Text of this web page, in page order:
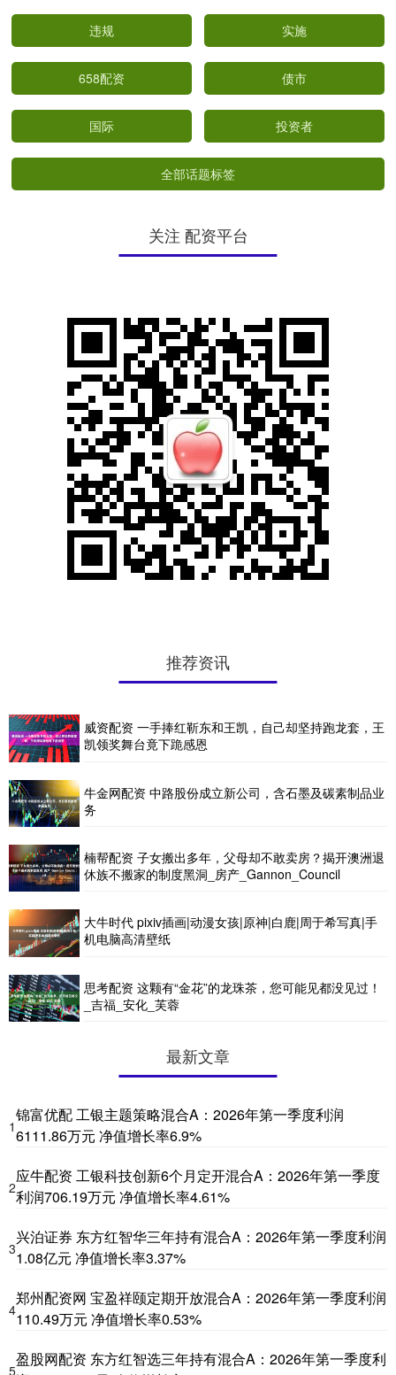
违规 实施
658配资 债市
国际 投资者
全部话题标签
关注 配资平台
推荐资讯
威资配资 一手捧红靳东和王凯，自己却坚持跑龙套，王
凯领奖舞台竟下跪感恩
牛金网配资 中路股份成立新公司，含石墨及碳素制品业
务
楠帮配资 子女搬出多年，父母却不敢卖房？揭开澳洲退
休族不搬家的制度黑洞_房产_Gannon_Council
大牛时代 pixiv插画|动漫女孩|原神|白鹿|周于希写真|手
机电脑高清壁纸
思考配资 这颗有“金花”的龙珠茶，您可能见都没见过！
_吉福_安化_芙蓉
最新文章
1
锦富优配 工银主题策略混合A：2026年第一季度利润
6111.86万元 净值增长率6.9%
2
应牛配资 工银科技创新6个月定开混合A：2026年第一季度
利润706.19万元 净值增长率4.61%
3
兴泊证券 东方红智华三年持有混合A：2026年第一季度利润
1.08亿元 净值增长率3.37%
4
郑州配资网 宝盈祥颐定期开放混合A：2026年第一季度利润
110.49万元 净值增长率0.53%
5
盈股网配资 东方红智选三年持有混合A：2026年第一季度利